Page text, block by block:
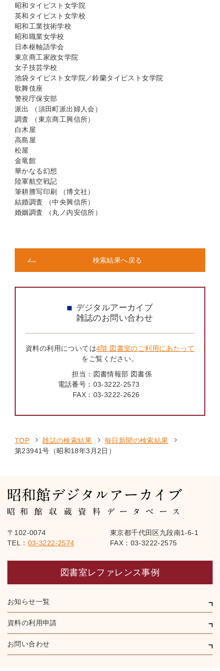
昭和タイピスト女学院
英和タイピスト女学校
昭和工業技術学校
昭和職業女学校
日本枢軸語学会
東京商工家政女学院
女子技芸学校
池袋タイピスト女学院／鈴蘭タイピスト女学院
歌舞伎座
警視庁保安部
派出 （須田町派出婦人会）
調査 （東京商工興信所）
白木屋
高島屋
松屋
金竜館
華かなる幻想
陸軍航空戦記
筆耕謄写印刷 （博文社）
結婚調査 （中央興信所）
婚姻調査 （丸ノ内安信所）
検索結果へ戻る
デジタルアーカイブ
雑誌のお問い合わせ
資料の利用については4階 図書室のご利用にあたって
をご覧ください。
担当： 図書情報部 図書係
電話番号： 03-3222-2573
FAX： 03-3222-2626
TOP 雑誌の検索結果
毎日新聞の検索結果
第23941号（昭和18年3月2日）
〒102-0074
東京都千代田区九段南1-6-1
TEL： 03-3222-2574 FAX：03-3222-2575
図書室レファレンス事例
お知らせ一覧
資料の利用申請
お問い合わせ